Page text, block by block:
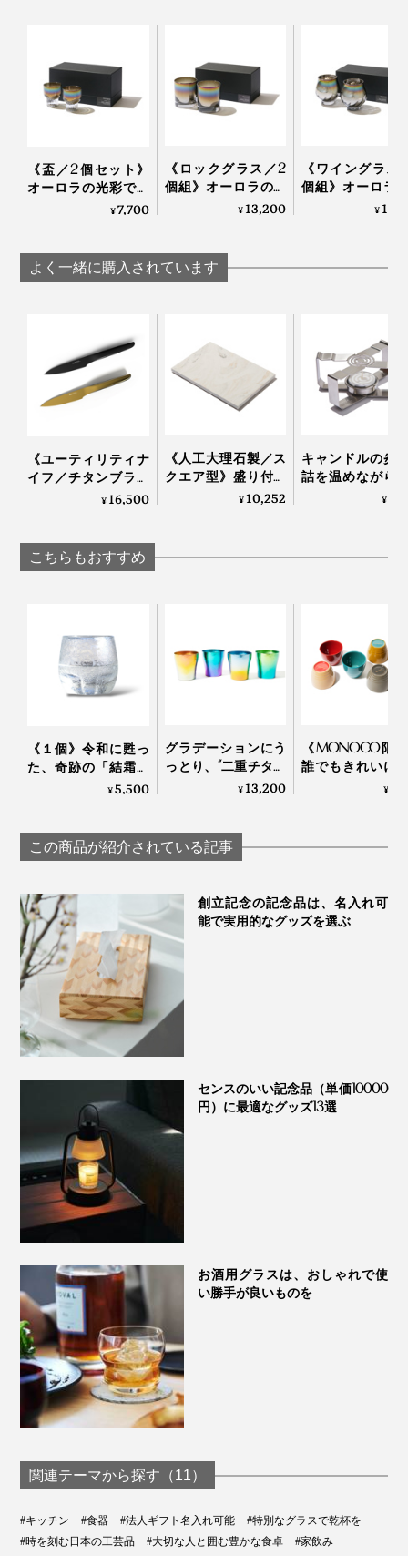
めずに飲める形状。
そうです。
底に厚みがあるので、大きな氷を入れても安定感があ
り、お酒をゆったり愉しめます。
ご購入１ヶ月以内なら、うっかりグラスを割ってしまっ
ても無償で交換できる「保証書」がついています。
磨き直しサービスもあり。詳細は保証書の二次元コードにあるメールアドレスで
連絡を
モダンなブラックのBOX入り。お酒好きのあの人にプレ
ゼントしたら、喜ばれそう。
どうりで、口当たりのなめらかさが違う！
コーティングに使われているのは、純度100％チタン。
がほとんどのところ、「錆びない、軽い、人体にやさし
い」特徴を持つ、純度100％のチタンを使用していると
おいしい、美しいだけでなく、安心して使えるのも高ポ
イント。
ったりだと思います！
亀裂や破損したガラス片は大変危険ですので、各自
治体の指示に従って破棄してください
《盃／2個セット》
オーロラの光彩で眼
福を、まろやかな味
ーティンググラス｜
PROGRESS プログレ
¥7,700
《ロックグラス／2
個組》オーロラの光
彩で眼福を、まろや
ン」コーティンググ
ラス｜PROGRESS プ
¥13,200
《ワイングラス
個組》オーロラ
彩で眼福を、ま
¥
よく一緒に購入されています
《ユーティリティナ
イフ／チタンブラッ
ク＆ゴールド》
味、朝食の支度に便
利な小回りのきく
¥16,500
《人工大理石製／ス
クエア型》盛り付け
が見違えて、会話が
¥10,252
キャンドルの炎
詰を温めながら
っくり呑める「
¥
こちらもおすすめ
《１個》令和に甦っ
た、奇跡の「結霜グ
ラス」｜結霜月華
¥5,500
グラデーションにう
っとり、“二重チタン
構造”でビールもコー
（250cc） | 燕三条
¥13,200
《MONOCO限
誰でもきれいに
付けができる、
¥
この商品が紹介されている記事
創立記念の記念品は、名入れ可
能で実用的なグッズを選ぶ
センスのいい記念品（単価10000
円）に最適なグッズ13選
お酒用グラスは、おしゃれで使
い勝手が良いものを
関連テーマから探す（11）
#キッチン #食器 #法人ギフト名入れ可能
#特別なグラスで乾杯を
#時を刻む日本の工芸品
#大切な人と囲む豊かな食卓 #家飲み